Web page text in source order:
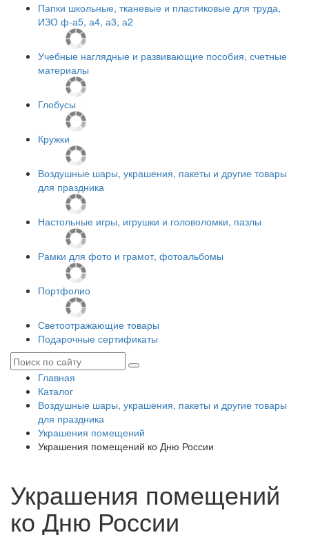
Папки школьные, тканевые и пластиковые для труда,
ИЗО ф-а5, а4, а3, а2
Учебные наглядные и развивающие пособия, счетные
материалы
Глобусы
Кружки
Воздушные шары, украшения, пакеты и другие товары
для праздника
Настольные игры, игрушки и головоломки, пазлы
Рамки для фото и грамот, фотоальбомы
Портфолио
Светоотражающие товары
Подарочные сертификаты
Главная
Каталог
Воздушные шары, украшения, пакеты и другие товары
для праздника
Украшения помещений
Украшения помещений ко Дню России
Украшения помещений
ко Дню России